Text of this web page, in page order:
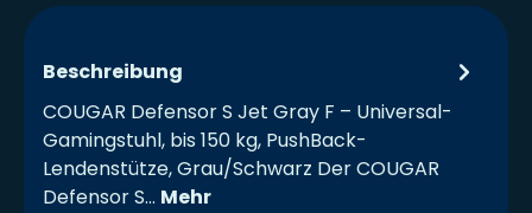
Beschreibung
COUGAR Defensor S Jet Gray F – Universal-
Gamingstuhl, bis 150 kg, PushBack-
Lendenstütze, Grau/Schwarz Der COUGAR
Defensor S… Mehr